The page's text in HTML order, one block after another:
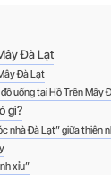
Đà Lạt
Đà Lạt
uống tại Hồ Trên Mây
gì?
nhà Đà Lạt” giữa thiên
xỉu”